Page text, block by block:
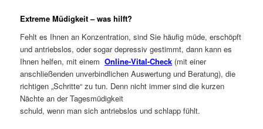
Extreme Müdigkeit – was hilft?
Fehlt es Ihnen an Konzentration, sind Sie häufig müde, erschöpft
und antriebslos, oder sogar depressiv gestimmt, dann kann es
Ihnen helfen, mit einemOnline-Vital-Check (mit einer
anschließenden unverbindlichen Auswertung und Beratung), die
richtigen „Schritte“ zu tun. Denn nicht immer sind die kurzen
Nächte an der Tagesmüdigkeit
schuld, wenn man sich antriebslos und schlapp fühlt.